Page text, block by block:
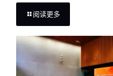
阅读更多